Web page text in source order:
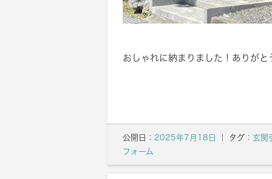
おしゃれに納まりました！ありが
公開日： 2025年7月18日 ｜ タグ： 玄関
フォーム